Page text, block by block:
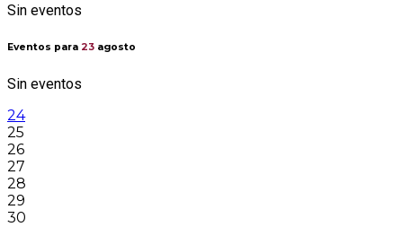
Sin eventos
Eventos para 23 agosto
Sin eventos
24
25
26
27
28
29
30